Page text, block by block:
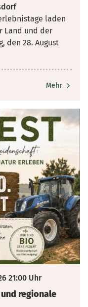
laden
Land und der
den 28. August
Mehr
21:00 Uhr
regionale